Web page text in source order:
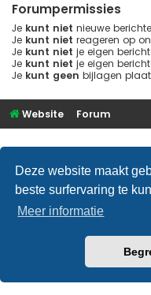
Deze website maakt
beste surfervaring te
Meer informatie
Forumpermissies
Je kunt niet nieuwe
Je kunt niet reageren op
Je kunt niet je eigen
Je kunt niet je eigen
Je kunt geen bijlagen
Website Forum